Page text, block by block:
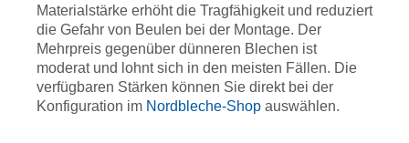
Materialstärke erhöht die Tragfähigkeit und reduziert
die Gefahr von Beulen bei der Montage. Der
Mehrpreis gegenüber dünneren Blechen ist
moderat und lohnt sich in den meisten Fällen. Die
verfügbaren Stärken können Sie direkt bei der
Konfiguration im Nordbleche-Shop auswählen.